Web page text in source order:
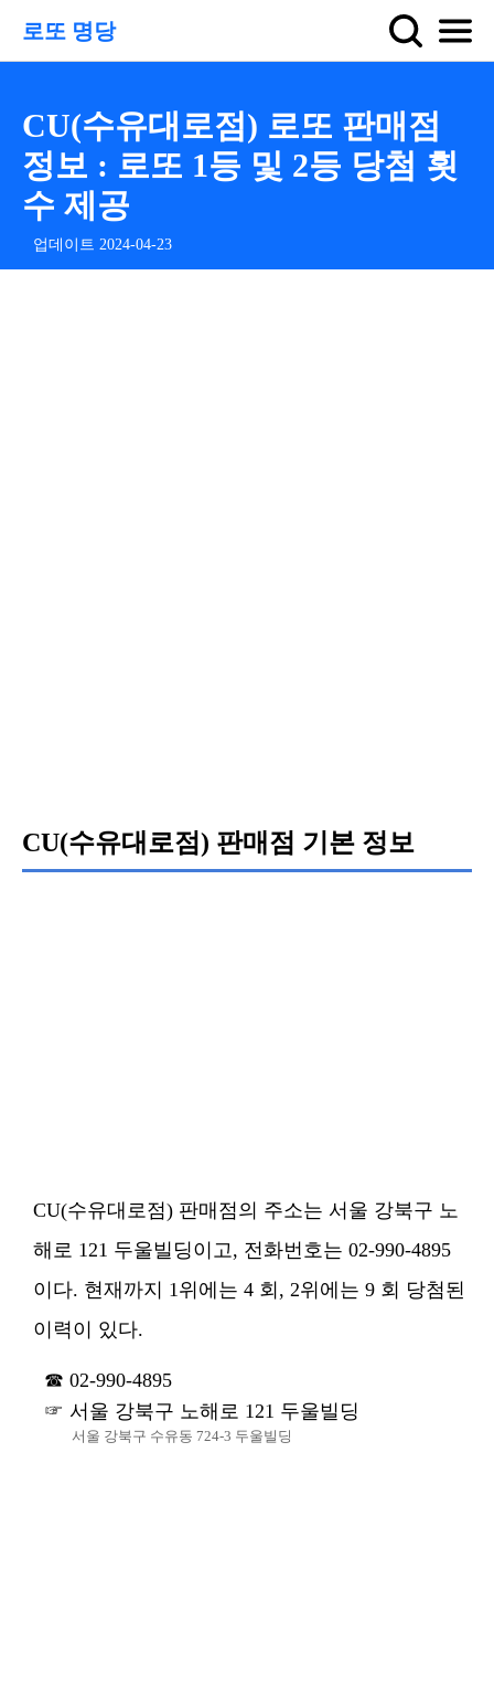
로또 명당
CU(수유대로점) 로또 판매점
정보 : 로또 1등 및 2등 당첨 횟
수 제공
업데이트 2024-04-23
CU(수유대로점) 판매점 기본 정보
CU(수유대로점) 판매점의 주소는 서울 강북구 노
해로 121 두울빌딩이고, 전화번호는 02-990-4895
이다. 현재까지 1위에는 4 회, 2위에는 9 회 당첨된
이력이 있다.
02-990-4895
서울 강북구 노해로 121 두울빌딩
서울 강북구 수유동 724-3 두울빌딩